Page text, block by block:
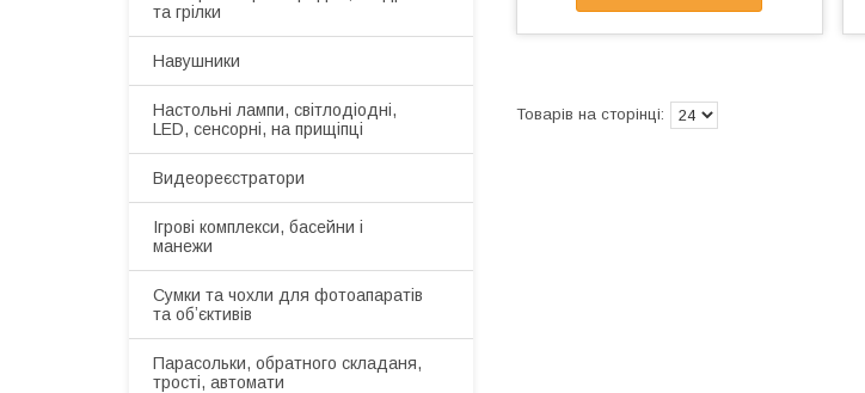
та грілки
Навушники
Настольні лампи, світлодіодні,
LED, сенсорні, на прищіпці
Видеореєстратори
Ігрові комплекси, басейни і
манежи
Сумки та чохли для фотоапаратів
та обʼєктивів
Парасольки, обратного складаня,
трості, автомати